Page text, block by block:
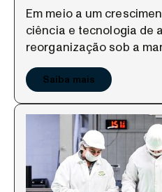
Em meio a um
ciência e tecnologia de
reorganização sob a
Saiba mais